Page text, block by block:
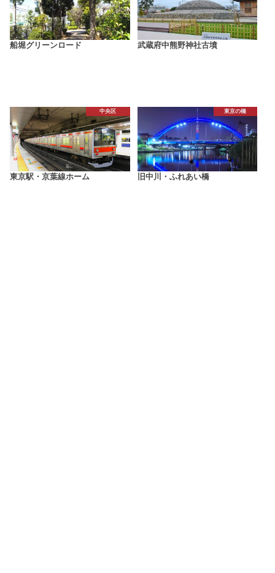
船堀グリーンロード 武蔵府中熊野神社古墳
中央区
東京駅・京葉線ホーム
東京の橋
旧中川・ふれあい橋